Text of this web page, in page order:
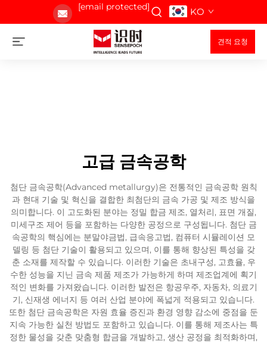
[email protected] KO
견적 요청
고급 금속공학
첨단 금속공학(Advanced metallurgy)은 전통적인 금속공학 원칙
과 현대 기술 및 혁신을 결합한 최첨단의 금속 가공 및 제조 방식을
의미합니다. 이 고도화된 분야는 정밀 합금 제조, 열처리, 표면 개질,
미세구조 제어 등을 포함하는 다양한 공정으로 구성됩니다. 첨단 금
속공학의 핵심에는 분말야금법, 급속응고법, 컴퓨터 시뮬레이션 모
델링 등 첨단 기술이 활용되고 있으며, 이를 통해 향상된 특성을 갖
춘 소재를 제작할 수 있습니다. 이러한 기술은 초내구성, 고효율, 우
수한 성능을 지닌 금속 제품 제조가 가능하게 하며 제조업계에 획기
적인 변화를 가져왔습니다. 이러한 발전은 항공우주, 자동차, 의료기
기, 신재생 에너지 등 여러 산업 분야에 폭넓게 적용되고 있습니다.
또한 첨단 금속공학은 자원 효율 증진과 환경 영향 감소에 중점을 둔
지속 가능한 실천 방법도 포함하고 있습니다. 이를 통해 제조사는 특
정한 물성을 갖춘 맞춤형 합금을 개발하고, 생산 공정을 최적화하며,